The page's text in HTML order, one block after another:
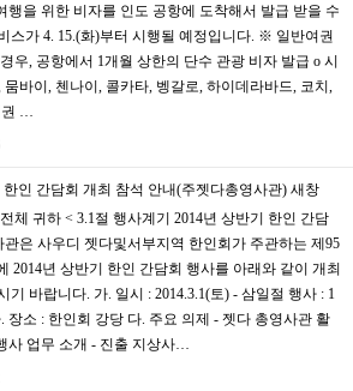
행을 위한 비자를 인도 공항에 도착해서 발급 받을 수
스가 4. 15.(화)부터 시행될 예정입니다. ※ 일반여권
우, 공항에서 1개월 상한의 단수 관광 비자 발급 o 시
바이, 첸나이, 콜카타, 벵갈로, 하이데라바드, 코치,
권 …
한인 간담회 개최 참석 안내(주젯다총영사관) 새창
체 귀하 < 3.1절 행사계기 2014년 상반기 한인 간담
은 사우디 젯다및서부지역 한인회가 주관하는 제95
2014년 상반기 한인 간담회 행사를 아래와 같이 개최
기 바랍니다. 가. 일시 : 2014.3.1(토) - 삼일절 행사 : 1
장소 : 한인회 강당 다. 주요 의제 - 젯다 총영사관 활
사 업무 소개 - 진출 지상사…